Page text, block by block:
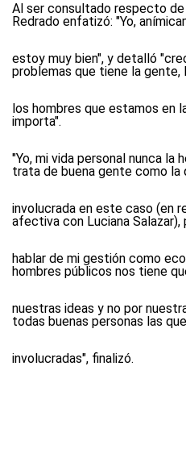
Al ser consultado respecto
Redrado enfatizó: "Yo,
estoy muy bien", y detalló
problemas que tiene la gente,
los hombres que estamos en
importa".
"Yo, mi vida personal nunca la
trata de buena gente como la
involucrada en este caso (en
afectiva con Luciana Salazar),
hablar de mi gestión como
hombres públicos nos tiene
nuestras ideas y no por
todas buenas personas las
involucradas", finalizó.